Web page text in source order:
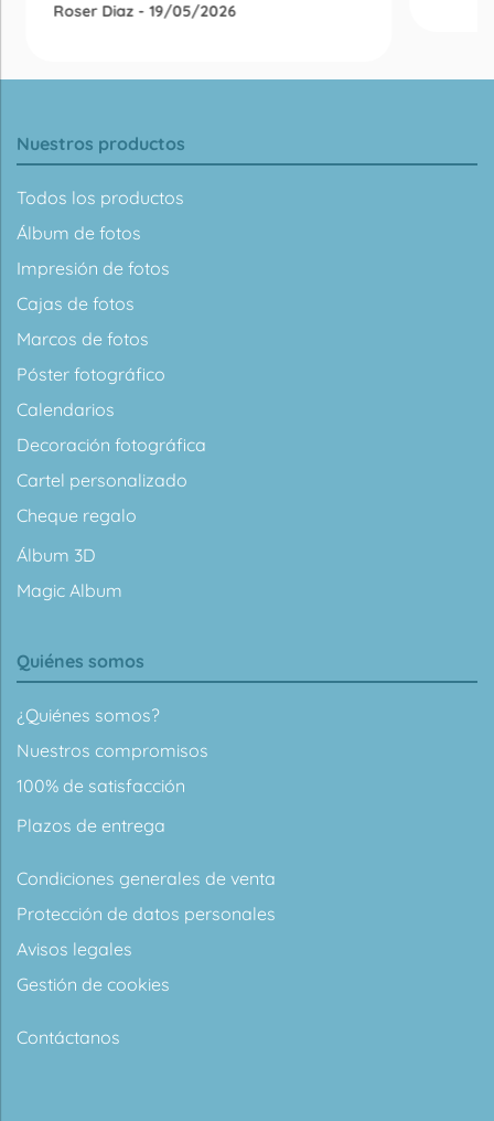
Roser Diaz - 19/05/2026
Nuestros productos
Todos los productos
Álbum de fotos
Impresión de fotos
Cajas de fotos
Marcos de fotos
Póster fotográfico
Calendarios
Decoración fotográfica
Cartel personalizado
Cheque regalo
Álbum 3D
Magic Album
Quiénes somos
¿Quiénes somos?
Nuestros compromisos
100% de satisfacción
Plazos de entrega
Condiciones generales de venta
Protección de datos personales
Avisos legales
Gestión de cookies
Contáctanos